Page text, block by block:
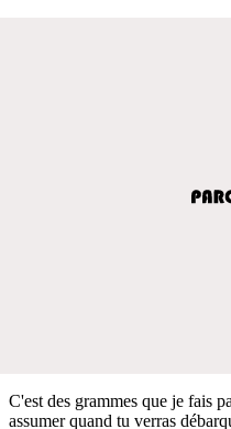
C'est des grammes que je fais
assumer quand tu verras